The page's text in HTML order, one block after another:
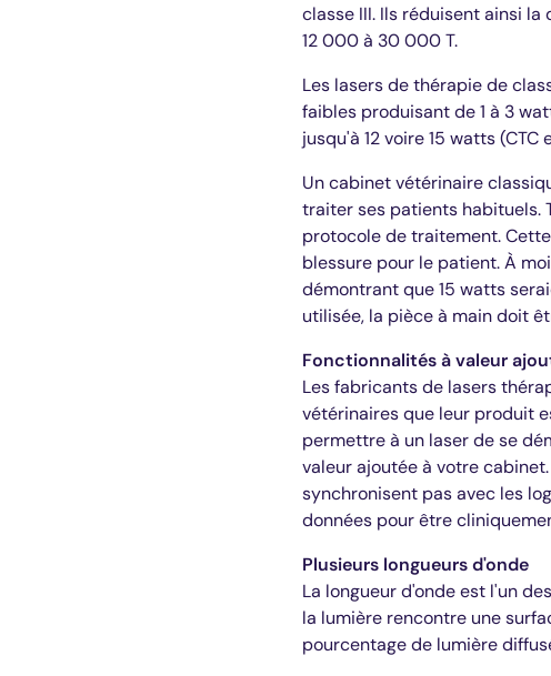
classe III. Ils réduisent ainsi
12 000 à 30 000 T.
Les lasers de thérapie de
faibles produisant de 1 à 3
jusqu'à 12 voire 15 watts (CTC
Un cabinet vétérinaire
traiter ses patients habituels.
protocole de traitement.
blessure pour le patient. À
démontrant que 15 watts
utilisée, la pièce à main doit
Fonctionnalités à valeur
Les fabricants de lasers
vétérinaires que leur produit
permettre à un laser de se
valeur ajoutée à votre
synchronisent pas avec les
données pour être
Plusieurs longueurs d'onde
La longueur d'onde est l'un
la lumière rencontre une
pourcentage de lumière